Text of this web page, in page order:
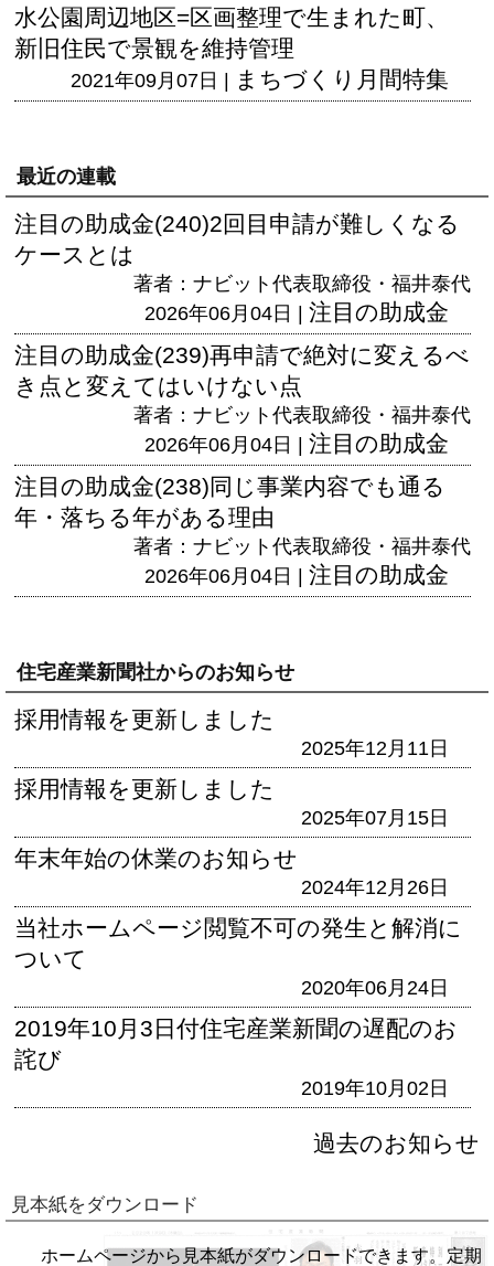
水公園周辺地区=区画整理で生まれた町、
新旧住民で景観を維持管理
2021年09月07日 | まちづくり月間特集
最近の連載
注目の助成金(240)2回目申請が難しくなる
ケースとは
著者：ナビット代表取締役・福井泰代
2026年06月04日 | 注目の助成金
注目の助成金(239)再申請で絶対に変えるべ
き点と変えてはいけない点
著者：ナビット代表取締役・福井泰代
2026年06月04日 | 注目の助成金
注目の助成金(238)同じ事業内容でも通る
年・落ちる年がある理由
著者：ナビット代表取締役・福井泰代
2026年06月04日 | 注目の助成金
住宅産業新聞社からのお知らせ
採用情報を更新しました
2025年12月11日
採用情報を更新しました
2025年07月15日
年末年始の休業のお知らせ
2024年12月26日
当社ホームページ閲覧不可の発生と解消に
ついて
2020年06月24日
2019年10月3日付住宅産業新聞の遅配のお
詫び
2019年10月02日
過去のお知らせ
見本紙をダウンロード
ホームページから見本紙がダウンロードできます。定期